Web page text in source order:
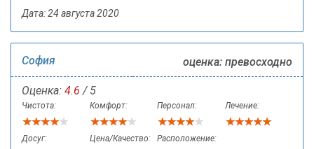
Дата: 24 августа 2020
София оценка: превосходно
Оценка: 4.6 / 5
Чистота: Комфорт: Персонал: Лечение:
Досуг: Цена/Качество: Расположение: